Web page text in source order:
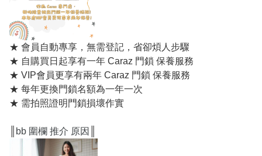
★ 會員自動專享，無需登記，省卻煩人步驟
★ 自購買日起享有一年 Caraz 門鎖 保養服務
★ VIP會員更享有兩年 Caraz 門鎖 保養服務
★ 每年更換門鎖名額為一年一次
★ 需拍照證明門鎖損壞作實
bb 圍欄 推介 原因